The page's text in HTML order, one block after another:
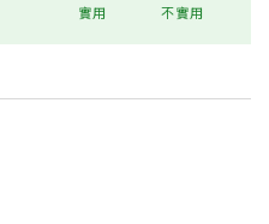
實用 不實用